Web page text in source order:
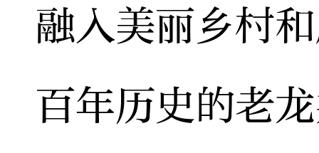
融入美丽乡村
百年历史的老